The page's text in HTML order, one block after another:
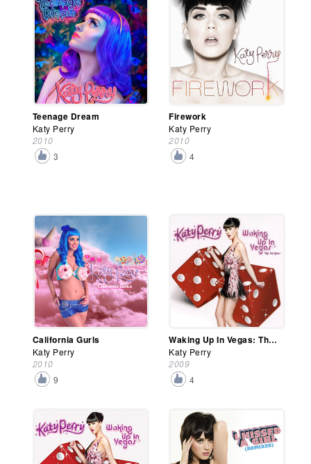
Teenage Dream
Katy Perry
2010
3
Firework
Katy Perry
2010
4
California Gurls
Katy Perry
2010
9
Waking Up In Vegas: The Remixes
Katy Perry
2009
4